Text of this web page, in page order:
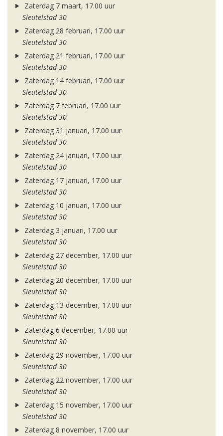
Zaterdag 7 maart, 17.00 uur
Sleutelstad 30
Zaterdag 28 februari, 17.00 uur
Sleutelstad 30
Zaterdag 21 februari, 17.00 uur
Sleutelstad 30
Zaterdag 14 februari, 17.00 uur
Sleutelstad 30
Zaterdag 7 februari, 17.00 uur
Sleutelstad 30
Zaterdag 31 januari, 17.00 uur
Sleutelstad 30
Zaterdag 24 januari, 17.00 uur
Sleutelstad 30
Zaterdag 17 januari, 17.00 uur
Sleutelstad 30
Zaterdag 10 januari, 17.00 uur
Sleutelstad 30
Zaterdag 3 januari, 17.00 uur
Sleutelstad 30
Zaterdag 27 december, 17.00 uur
Sleutelstad 30
Zaterdag 20 december, 17.00 uur
Sleutelstad 30
Zaterdag 13 december, 17.00 uur
Sleutelstad 30
Zaterdag 6 december, 17.00 uur
Sleutelstad 30
Zaterdag 29 november, 17.00 uur
Sleutelstad 30
Zaterdag 22 november, 17.00 uur
Sleutelstad 30
Zaterdag 15 november, 17.00 uur
Sleutelstad 30
Zaterdag 8 november, 17.00 uur